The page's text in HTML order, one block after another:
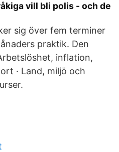
vill bli polis - och de
sig över fem terminer
praktik. Den
inflation,
· Land, miljö och